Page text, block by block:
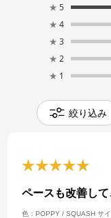
★ 5
★ 4
★ 3
★ 2
★ 1
絞り込み
ペースも改善し
色：POPPY / SQUASH サ